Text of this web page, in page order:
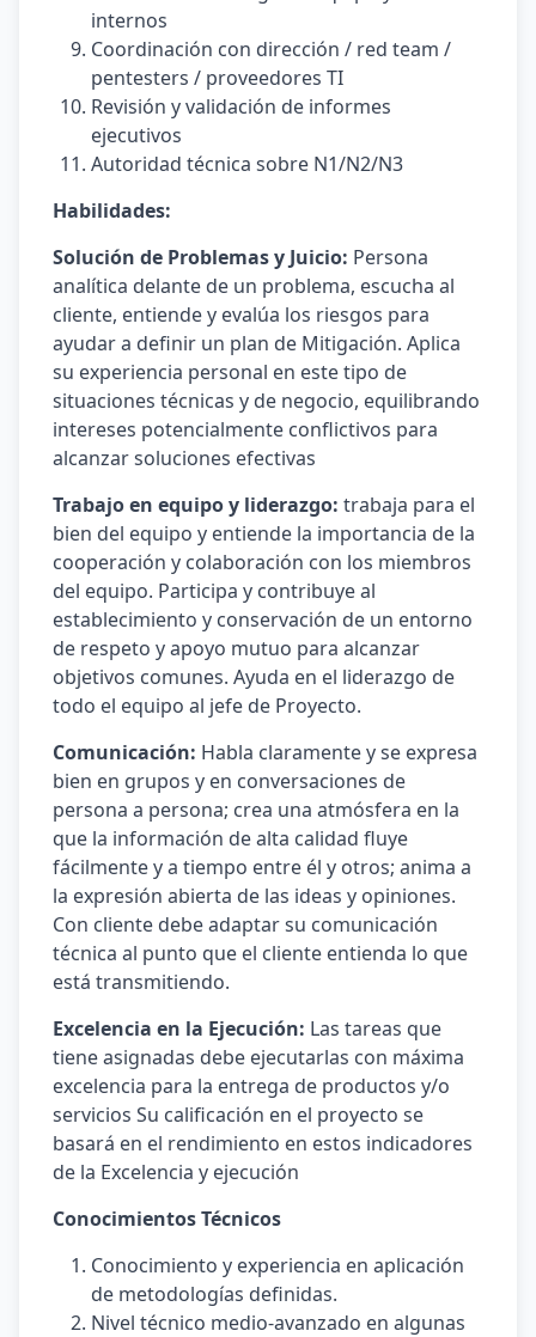
internos
Coordinación con dirección / red team /
pentesters / proveedores TI
Revisión y validación de informes
ejecutivos
Autoridad técnica sobre N1/N2/N3
Habilidades:
Solución de Problemas y Juicio: Persona
analítica delante de un problema, escucha al
cliente, entiende y evalúa los riesgos para
ayudar a definir un plan de Mitigación. Aplica
su experiencia personal en este tipo de
situaciones técnicas y de negocio, equilibrando
intereses potencialmente conflictivos para
alcanzar soluciones efectivas
Trabajo en equipo y liderazgo: trabaja para el
bien del equipo y entiende la importancia de la
cooperación y colaboración con los miembros
del equipo. Participa y contribuye al
establecimiento y conservación de un entorno
de respeto y apoyo mutuo para alcanzar
objetivos comunes. Ayuda en el liderazgo de
todo el equipo al jefe de Proyecto.
Comunicación: Habla claramente y se expresa
bien en grupos y en conversaciones de
persona a persona; crea una atmósfera en la
que la información de alta calidad fluye
fácilmente y a tiempo entre él y otros; anima a
la expresión abierta de las ideas y opiniones.
Con cliente debe adaptar su comunicación
técnica al punto que el cliente entienda lo que
está transmitiendo.
Excelencia en la Ejecución: Las tareas que
tiene asignadas debe ejecutarlas con máxima
excelencia para la entrega de productos y/o
servicios Su calificación en el proyecto se
basará en el rendimiento en estos indicadores
de la Excelencia y ejecución
Conocimientos Técnicos
Conocimiento y experiencia en aplicación
de metodologías definidas.
Nivel técnico medio-avanzado en algunas